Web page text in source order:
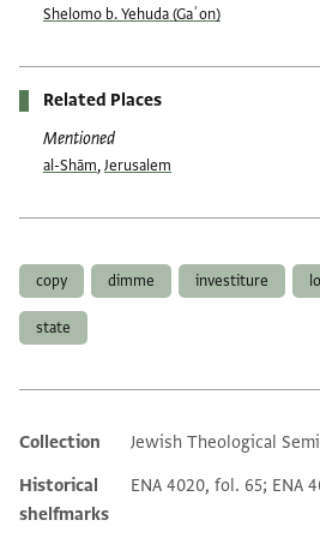
Shelomo b. Yehuda (Gaʾon)
Related Places
Mentioned
al-Shām,Jerusalem
copy dimme investiture
state
Additional metadata
Collection
Jewish Theological
Historical
shelfmarks
ENA 4020, fol. 65; ENA